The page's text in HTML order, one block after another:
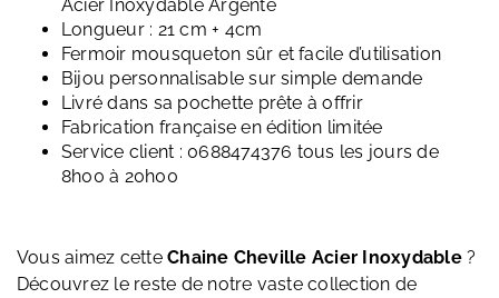
Acier Inoxydable Argenté
Longueur : 21 cm + 4cm
Fermoir mousqueton sûr et facile d’utilisation
Bijou personnalisable sur simple demande
Livré dans sa pochette prête à offrir
Fabrication française en édition limitée
Service client : 0688474376 tous les jours de
8h00 à 20h00
Vous aimez cetteChaine Cheville Acier Inoxydable?
Découvrez le reste de notre vaste collection de